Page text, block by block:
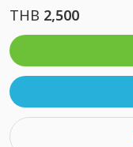
THB 2,500